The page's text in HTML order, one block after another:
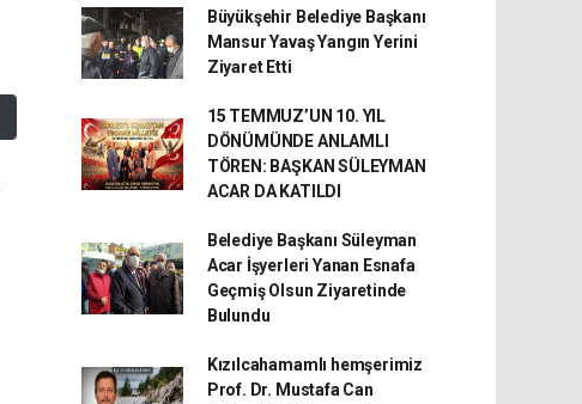
Büyükşehir Belediye Başkanı
Mansur Yavaş Yangın Yerini
Ziyaret Etti
15 TEMMUZ’UN 10. YIL
DÖNÜMÜNDE ANLAMLI
TÖREN: BAŞKAN SÜLEYMAN
ACAR DA KATILDI
Belediye Başkanı Süleyman
Acar İşyerleri Yanan Esnafa
Geçmiş Olsun Ziyaretinde
Bulundu
Kızılcahamamlı hemşerimiz
Prof. Dr. Mustafa Can